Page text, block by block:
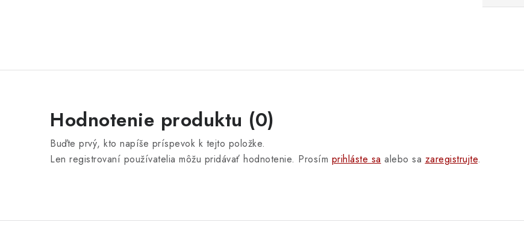
Hodnotenie produktu (0)
Buďte prvý, kto napíše príspevok k tejto položke.
Len registrovaní používatelia môžu pridávať hodnotenie. Prosím prihláste sa alebo sa zaregistrujte.